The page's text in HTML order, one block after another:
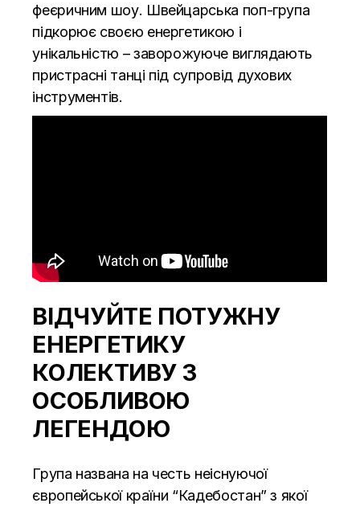
феєричним шоу. Швейцарська поп-група
підкорює своєю енергетикою і
унікальністю – заворожуюче виглядають
пристрасні танці під супровід духових
інструментів.
ВІДЧУЙТЕ ПОТУЖНУ
ЕНЕРГЕТИКУ
КОЛЕКТИВУ З
ОСОБЛИВОЮ
ЛЕГЕНДОЮ
Група названа на честь неіснуючої
європейської країни “Кадебостан” з якої